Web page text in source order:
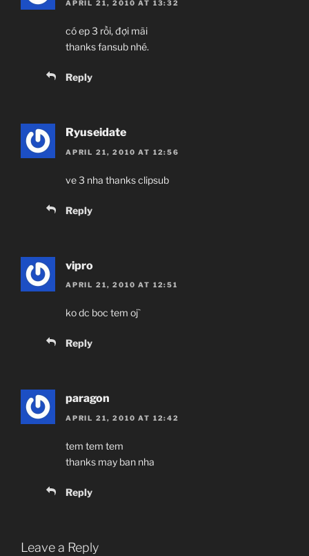
APRIL 21, 2010 AT 13:32
có ep 3 rồi, đợi mãi
thanks fansub nhé.
Reply
Ryuseidate
APRIL 21, 2010 AT 12:56
ve 3 nha thanks clipsub
Reply
vipro
APRIL 21, 2010 AT 12:51
ko dc boc tem oj`
Reply
paragon
APRIL 21, 2010 AT 12:42
tem tem tem
thanks may ban nha
Reply
Leave a Reply